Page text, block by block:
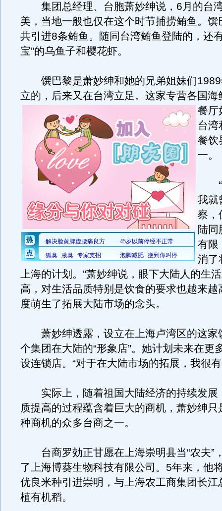
集团总经理、台胞萧妙绅说，6月的台
美，当地一般也仅在这个时节捕捞鲔鱼。馔
共引进8条鲔鱼。随同台湾鲔鱼登陆的，还
宝”的乌鱼子和樱花虾。
馔巴黎是萧妙绅和她的兄弟姐妹们1989
立的，后来又在台湾立足。 这家专营各国海
餐厅
台湾
餐饮
一。
“
我就
察，
陆同
有限
消了
上海的计划。”萧妙绅说，眼下大陆人的生
高，对生活品质特别是饮食的要求也越来越
度萌生了拓展大陆市场的念头。
萧妙绅透露，设立在上海卢湾区的这家
个集团在大陆的“形象店”。她计划未来在更
设连锁店。“对于在大陆市场的拓展，我很
实际上，随着祖国大陆经济的持续发展
质提高的过程蕴含着巨大的商机，萧妙绅只
种商机的众多台商之一。
台商罗効正甘愿在上海崇明县当“农夫”
了上海博葵生物科技有限公司。5年来，他
优良米种引进崇明，与上海农工商集团长江
植有机稻。